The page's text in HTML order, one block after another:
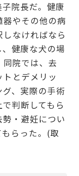
院長だ。健康
やその他の病
なければなら
健康な犬の場
院では、去
とデメリッ
、実際の手術
判断してもら
・避妊につい
らった。(取